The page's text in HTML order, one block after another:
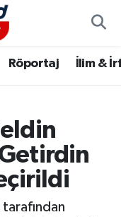
Röportaj İlim &